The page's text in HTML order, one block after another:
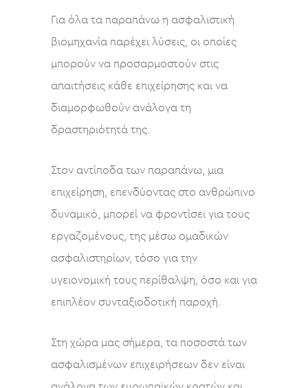
Για όλα τα παραπάνω η ασφαλιστική
βιομηχανία παρέχει λύσεις, οι οποίες
μπορούν να προσαρμοστούν στις
απαιτήσεις κάθε επιχείρησης και να
διαμορφωθούν ανάλογα τη
δραστηριότητά της.
Στον αντίποδα των παραπάνω, μια
επιχείρηση, επενδύοντας στο ανθρώπινο
δυναμικό, μπορεί να φροντίσει για τους
εργαζομένους, της μέσω ομαδικών
ασφαλιστηρίων, τόσο για την
υγειονομική τους περίθαλψη, όσο και για
επιπλέον συνταξιοδοτική παροχή.
Στη χώρα μας σήμερα, τα ποσοστά των
ασφαλισμένων επιχειρήσεων δεν είναι